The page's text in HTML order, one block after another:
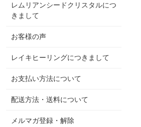
レムリアンシードクリスタルにつ
きまして
お客様の声
レイキヒーリングにつきまして
お支払い方法について
配送方法・送料について
メルマガ登録・解除